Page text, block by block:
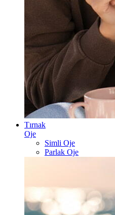
Tırnak
Oje
Simli Oje
Parlak Oje